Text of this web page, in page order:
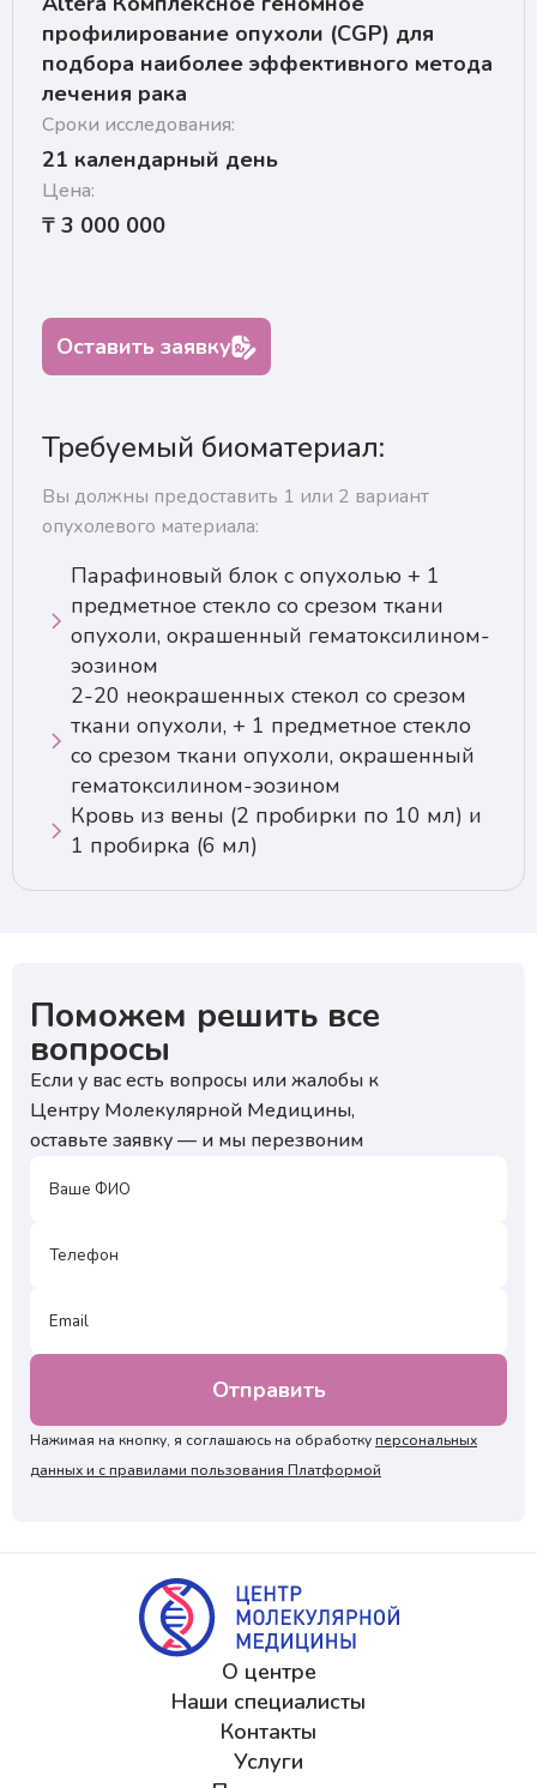
профилирование опухоли (CGP) для
подбора наиболее эффективного метода
лечения рака
Сроки исследования:
21 календарный день
Цена:
₸ 3 000 000
Оставить заявку
Требуемый биоматериал:
Вы должны предоставить 1 или 2 вариант
опухолевого материала:
Парафиновый блок с опухолью + 1
предметное стекло со срезом ткани
опухоли, окрашенный гематоксилином-
эозином
2-20 неокрашенных стекол со срезом
ткани опухоли, + 1 предметное cтекло
со срезом ткани опухоли, окрашенный
гематоксилином-эозином
Кровь из вены (2 пробирки по 10 мл) и
1 пробирка (6 мл)
Поможем решить все
вопросы
Если у вас есть вопросы или жалобы к
Центру Молекулярной Медицины,
оставьте заявку — и мы перезвоним
Нажимая на кнопку, я соглашаюсь на обработкуперсональных
данных и с правилами пользования Платформой
О центре
Наши специалисты
Контакты
Услуги